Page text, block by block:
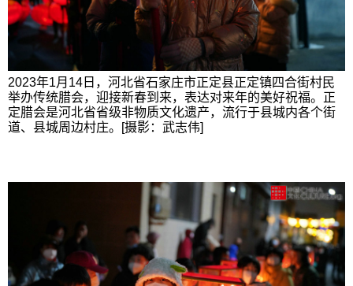
2023年1月14日，河北省石家庄市正定县正定镇四合街村民
举办传统腊会，迎接新春到来，表达对来年的美好祝福。正
定腊会是河北省省级非物质文化遗产，流行于县城内各个街
道、县城周边村庄。[摄影：武志伟]